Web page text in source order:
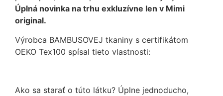
Úplná novinka na trhu exkluzívne len v Mimi
original.
Výrobca BAMBUSOVEJ tkaniny s certifikátom
OEKO Tex100 spísal tieto vlastnosti:
Ako sa starať o túto látku? Úplne jednoducho,